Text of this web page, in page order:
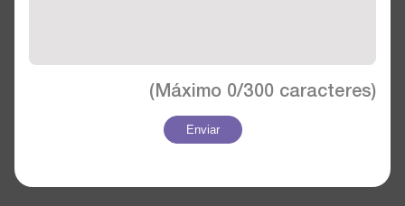
(Máximo 0/300caracteres)
Enviar